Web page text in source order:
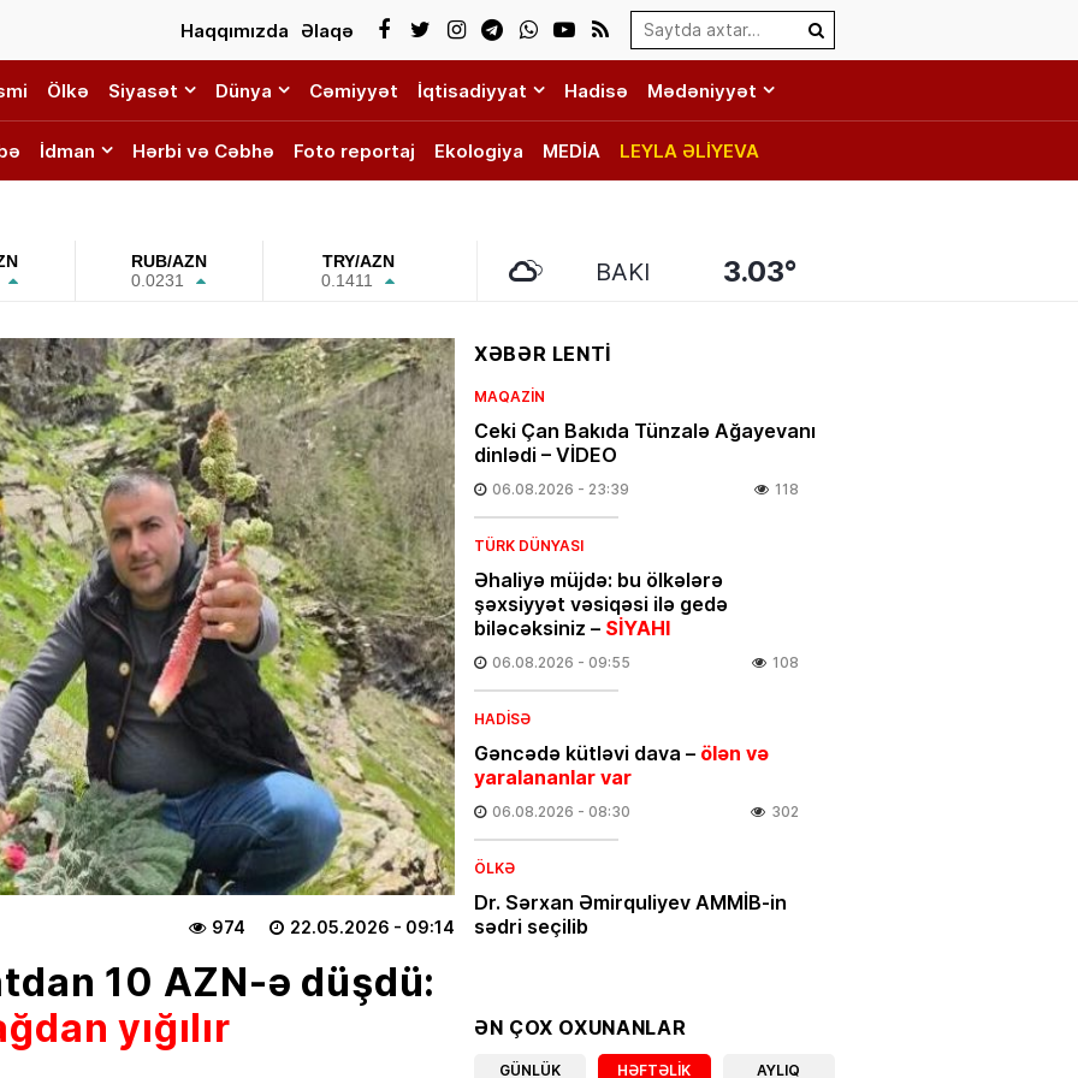
Search…
Haqqımızda Əlaqə
Ölkə Siyasət Dünya Cəmiyyət İqtisadiyyat Hadisə Mədəniyyət
İdman Hərbi və Cəbhə Foto reportaj Ekologiya MEDİA LEYLA ƏLİYEVA
RUB/AZN
0.0231
TRY/AZN
0.1411
BAKI 3.03°
22.05.2026 - 09:14
974
10 AZN-ə düşdü:
yığılır
XƏBƏR LENTİ
MAQAZIN
Ceki Çan Bakıda Tünzalə Ağayevanı
dinlədi – VİDEO
06.08.2026 - 23:39 118
TÜRK DÜNYASI
Əhaliyə müjdə: bu ölkələrə
şəxsiyyət vəsiqəsi ilə gedə
biləcəksiniz – SİYAHI
06.08.2026 - 09:55 108
HADISƏ
Gəncədə kütləvi dava – ölən və
yaralananlar var
06.08.2026 - 08:30 302
ÖLKƏ
Dr. Sərxan Əmirquliyev AMMİB-in
sədri seçilib
CƏMIYYƏT
Günün ULDUZ FALI– Ciddi maskanı
ƏN ÇOX OXUNANLAR
GÜNLÜK HƏFTƏLIK AYLIQ